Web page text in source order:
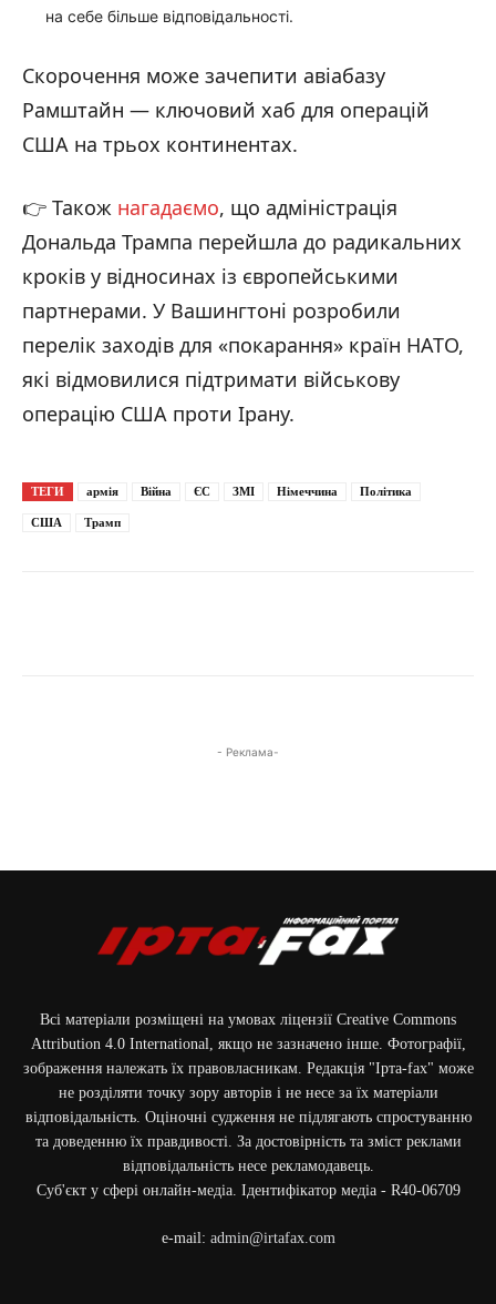
на себе більше відповідальності.
Скорочення може зачепити авіабазу
Рамштайн — ключовий хаб для операцій
США на трьох континентах.
👉 Також нагадаємо, що адміністрація
Дональда Трампа перейшла до радикальних
кроків у відносинах із європейськими
партнерами. У Вашингтоні розробили
перелік заходів для «покарання» країн НАТО,
які відмовилися підтримати військову
операцію США проти Ірану.
ТЕГИ армія Війна ЄС ЗМІ Німеччина Політика
США Трамп
- Реклама-
Всі матеріали розміщені на умовах ліцензії Creative Commons
Attribution 4.0 International, якщо не зазначено інше. Фотографії,
зображення належать їх правовласникам. Редакція "Ірта-fax" може
не розділяти точку зору авторів і не несе за їх матеріали
відповідальність. Оціночні судження не підлягають спростуванню
та доведенню їх правдивості. За достовірність та зміст реклами
відповідальність несе рекламодавець.
Cуб'єкт у сфері онлайн-медіа. Ідентифікатор медіа - R40-06709
e-mail: admin@irtafax.com